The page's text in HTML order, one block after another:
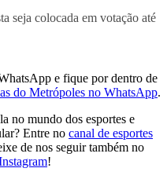
seja colocada em votação até
e fique por dentro de
do Metrópoles no WhatsApp.
no mundo dos esportes e
Entre no canal de esportes
de nos seguir também no
!